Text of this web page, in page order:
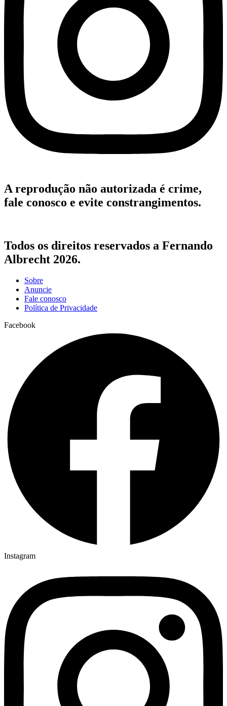
A reprodução não autorizada é crime,
fale conosco e evite constrangimentos.
Todos os direitos reservados a Fernando
Albrecht 2026.
Sobre
Anuncie
Fale conosco
Política de Privacidade
Facebook
Instagram